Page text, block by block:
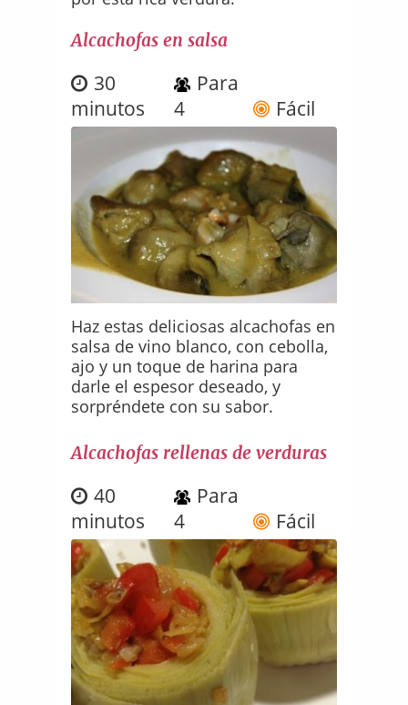
Alcachofas en salsa
30
minutos
Para
4
Fácil
Haz estas deliciosas alcachofas en
salsa de vino blanco, con cebolla,
ajo y un toque de harina para
darle el espesor deseado, y
sorpréndete con su sabor.
Alcachofas rellenas de verduras
40
minutos
Para
4
Fácil